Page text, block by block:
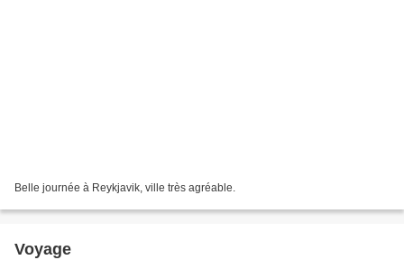
Belle journée à Reykjavik, ville très agréable.
Voyage